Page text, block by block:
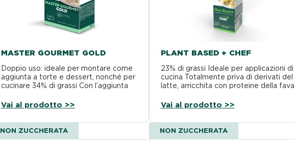
MASTER GOURMET GOLD
Doppio uso: ideale per montare come
aggiunta a torte e dessert, nonché per
cucinare 34% di grassi Con l’aggiunta
Vai al prodotto >>
PLANT BASED + CHEF
23% di grassi Ideale per applicazioni di
cucina Totalmente priva di derivati del
latte, arricchita con proteine della fava
Vai al prodotto >>
NON ZUCCHERATA NON ZUCCHERATA